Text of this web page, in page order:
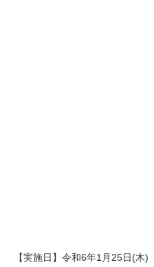
【実施日】令和6年1月25日(木)